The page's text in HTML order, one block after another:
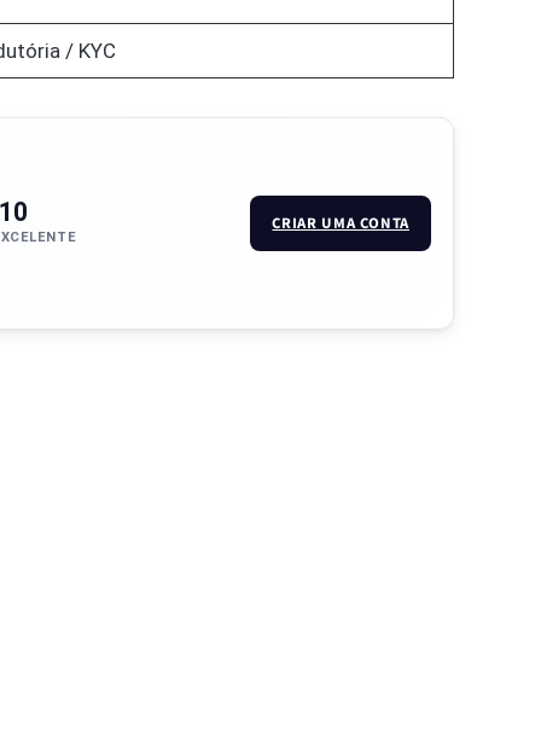
/ KYC
CRIAR UMA CONTA